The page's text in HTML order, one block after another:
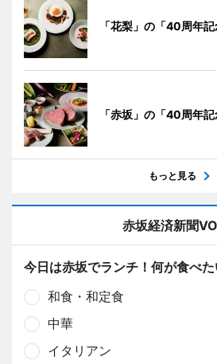
「花梨」の「40周年記
「赤坂」の「40周年記
もっと見る
赤坂経済新聞
今日は赤坂でランチ！何が食べた
和食・和定食
中華
イタリアン